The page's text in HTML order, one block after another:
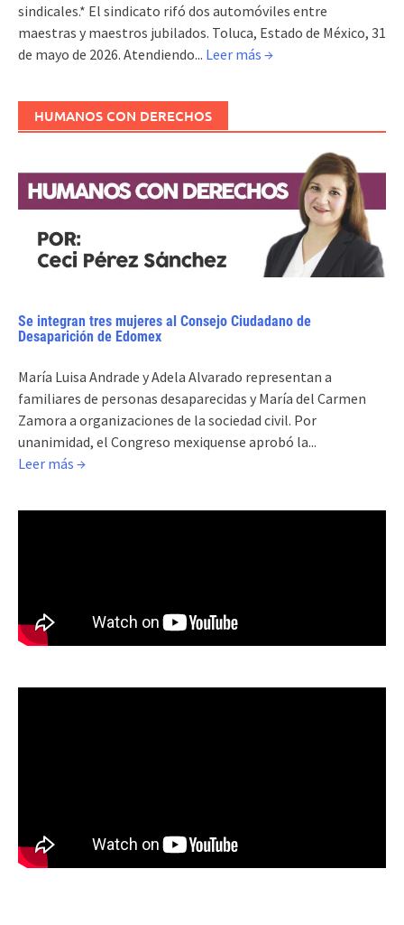
sindicales.* El sindicato rifó dos automóviles entre
maestras y maestros jubilados. Toluca, Estado de México, 31
de mayo de 2026. Atendiendo... Leer más →
HUMANOS CON DERECHOS
Se integran tres mujeres al Consejo Ciudadano de
Desaparición de Edomex
María Luisa Andrade y Adela Alvarado representan a
familiares de personas desaparecidas y María del Carmen
Zamora a organizaciones de la sociedad civil. Por
unanimidad, el Congreso mexiquense aprobó la...
Leer más →